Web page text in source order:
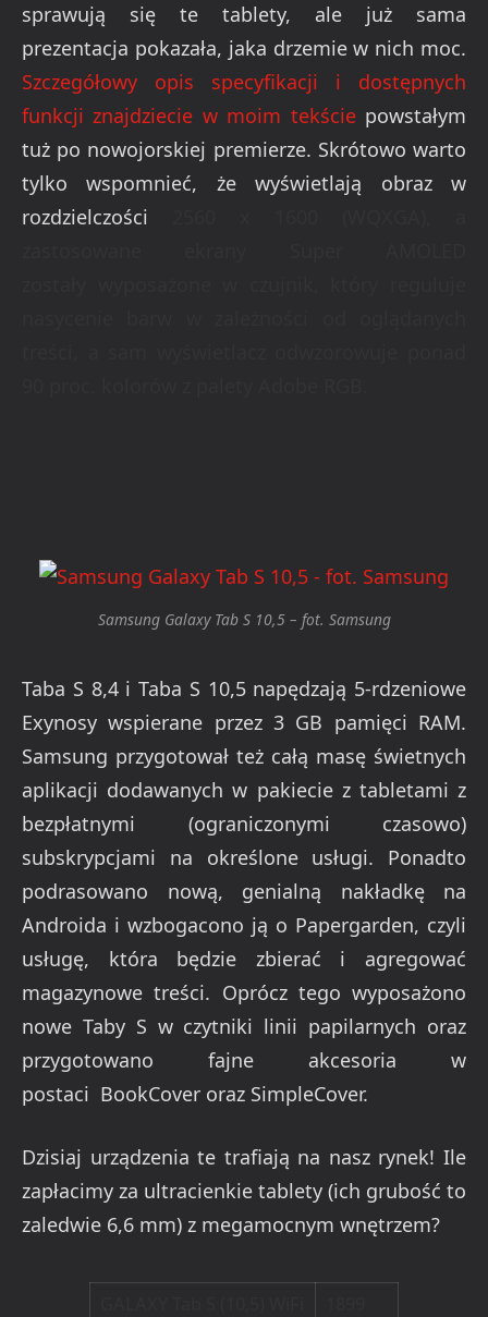
sprawują się te tablety, ale już sama
prezentacja pokazała, jaka drzemie w nich moc.
Szczegółowy opis specyfikacji i dostępnych
funkcji znajdziecie w moim tekściepowstałym
tuż po nowojorskiej premierze. Skrótowo warto
tylko wspomnieć, że wyświetlają obraz w
rozdzielczości
Samsung Galaxy Tab S 10,5 – fot. Samsung
Taba S 8,4 i Taba S 10,5 napędzają 5-rdzeniowe
Exynosy wspierane przez 3 GB pamięci RAM.
Samsung przygotował też całą masę świetnych
aplikacji dodawanych w pakiecie z tabletami z
bezpłatnymi (ograniczonymi czasowo)
subskrypcjami na określone usługi. Ponadto
podrasowano nową, genialną nakładkę na
Androida i wzbogacono ją o Papergarden, czyli
usługę, która będzie zbierać i agregować
magazynowe treści. Oprócz tego wyposażono
nowe Taby S w czytniki linii papilarnych oraz
przygotowano fajne akcesoria w
postaci BookCover oraz SimpleCover.
Dzisiaj urządzenia te trafiają na nasz rynek! Ile
zapłacimy za ultracienkie tablety (ich grubość to
zaledwie 6,6 mm) z megamocnym wnętrzem?